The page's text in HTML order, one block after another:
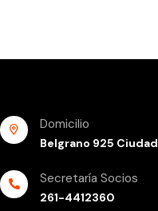
Domicilio
Belgrano 925 Ciudad
Secretaría Socios
261-4412360